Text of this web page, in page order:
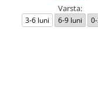
Varsta:
3-6 luni 6-9 luni